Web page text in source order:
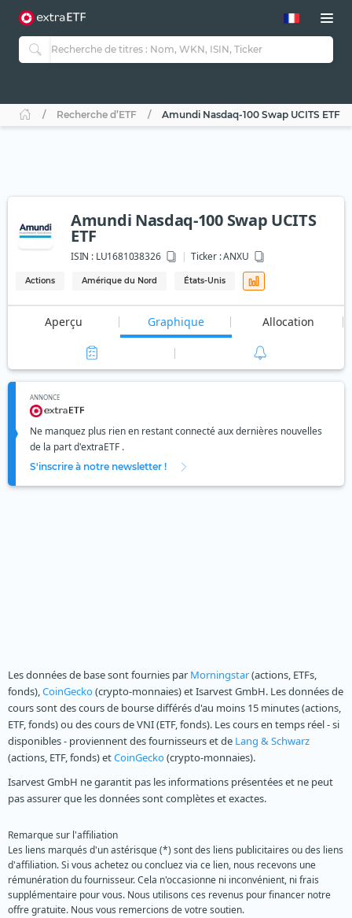
Recherche d’ETF Amundi Nasdaq-100 Swap UCITS ETF
Amundi Nasdaq-100 Swap UCITS
ETF
ISIN :LU1681038326 Ticker :ANXU
Actions Amérique du Nord États-Unis
Aperçu Graphique Allocation
ANNONCE
Ne manquez plus rien en restant connecté aux dernières nouvelles
de la part d'extraETF .
S'inscrire à notre newsletter !
Les données de base sont fournies par Morningstar(actions, ETFs,
fonds),CoinGecko(crypto-monnaies) et Isarvest GmbH. Les données de
cours sont des cours de bourse différés d'au moins 15 minutes (actions,
ETF, fonds) ou des cours de VNI (ETF, fonds). Les cours en temps réel - si
disponibles - proviennent des fournisseurs et de Lang & Schwarz
(actions, ETF, fonds) etCoinGecko(crypto-monnaies).
Isarvest GmbH ne garantit pas les informations présentées et ne peut
pas assurer que les données sont complètes et exactes.
Remarque sur l'affiliation
Les liens marqués d'un astérisque (*) sont des liens publicitaires ou des liens
d'affiliation. Si vous achetez ou concluez via ce lien, nous recevons une
rémunération du fournisseur. Cela n'occasionne ni inconvénient, ni frais
supplémentaire pour vous. Nous utilisons ces revenus pour financer notre
offre gratuite. Nous vous remercions de votre soutien.